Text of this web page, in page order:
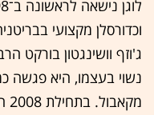
וכדורסלן מקצועי
ג'וזף וושינגטון בורקט
נשוי בעצמו, היא פגשה